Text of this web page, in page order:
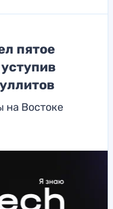
пятое
на Востоке